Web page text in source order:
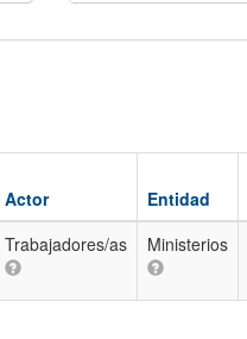
Actor Entidad
Trabajadores/as Ministerios